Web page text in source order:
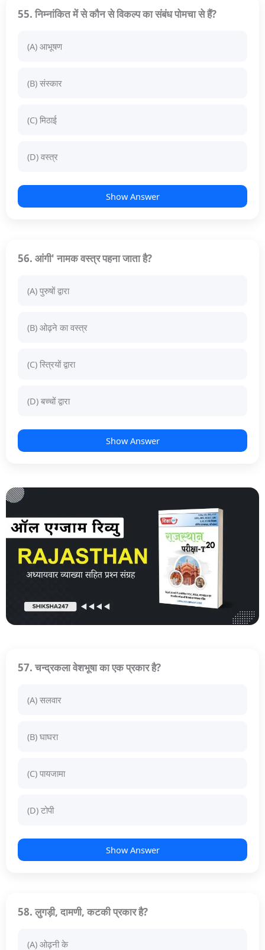
55. निम्नांकित में से कौन से विकल्प का संबंध पोमचा से हैं?
(A) आभूषण
(B) संस्कार
(C) मिठाई
(D) वस्त्र
Show Answer
56. आंगी' नामक वस्त्र पहना जाता है?
(A) पुरुषों द्वारा
(B) ओढ़ने का वस्त्र
(C) स्त्रियों द्वारा
(D) बच्चों द्वारा
Show Answer
57. चन्द्रकला वेशभूषा का एक प्रकार है?
(A) सलवार
(B) घाघरा
(C) पायजामा
(D) टोपी
Show Answer
58. लुगड़ी, दामणी, कटकी प्रकार है?
(A) ओढ़नी के